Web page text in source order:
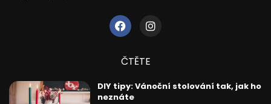
ČTĚTE
DIY tipy: Vánoční stolování tak, jak ho
neznáte